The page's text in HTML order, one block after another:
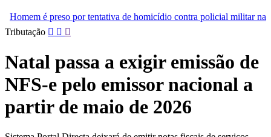
de homicídio contra policial militar na Grande Natal
Pular
conteúdo
Tributação
Natal passa a exigir emissão de
NFS-e pelo emissor nacional a
partir de maio de 2026